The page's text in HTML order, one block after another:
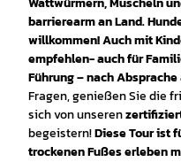
barrierearm an Land.
willkommen! Auch mit
empfehlen- auch für
Führung – nach
Fragen, genießen Sie die
sich von unseren
begeistern!Diese Tour ist
trockenen Fußes erleben